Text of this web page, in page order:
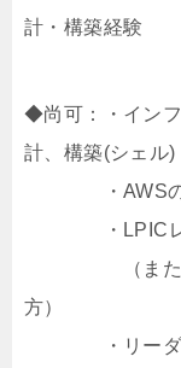
計・構築経験
◆尚可：・イン
計、構築(シェル)
・AWSの資
・LPICレベ
（またはそ
方）
・リーダー